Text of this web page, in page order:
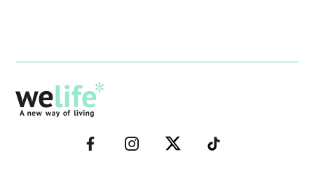
–
FACEBOOK–
–
INSTAGRAM–
–
TWITTER–
–
WELIFE–